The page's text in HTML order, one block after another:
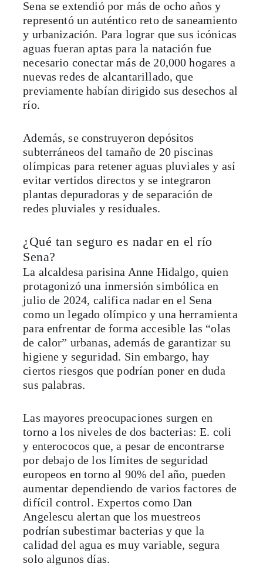
Sena se extendió por más de ocho años y
representó un auténtico reto de saneamiento
y urbanización. Para lograr que sus icónicas
aguas fueran aptas para la natación fue
necesario conectar más de 20,000 hogares a
nuevas redes de alcantarillado, que
previamente habían dirigido sus desechos al
río.
Además, se construyeron depósitos
subterráneos del tamaño de 20 piscinas
olímpicas para retener aguas pluviales y así
evitar vertidos directos y se integraron
plantas depuradoras y de separación de
redes pluviales y residuales.
¿Qué tan seguro es nadar en el río
Sena?
La alcaldesa parisina Anne Hidalgo, quien
protagonizó una inmersión simbólica en
julio de 2024, califica nadar en el Sena
como un legado olímpico y una herramienta
para enfrentar de forma accesible las “olas
de calor” urbanas, además de garantizar su
higiene y seguridad. Sin embargo, hay
ciertos riesgos que podrían poner en duda
sus palabras.
Las mayores preocupaciones surgen en
torno a los niveles de dos bacterias: E. coli
y enterococos que, a pesar de encontrarse
por debajo de los límites de seguridad
europeos en torno al 90% del año, pueden
aumentar dependiendo de varios factores de
difícil control. Expertos como Dan
Angelescu alertan que los muestreos
podrían subestimar bacterias y que la
calidad del agua es muy variable, segura
solo algunos días.